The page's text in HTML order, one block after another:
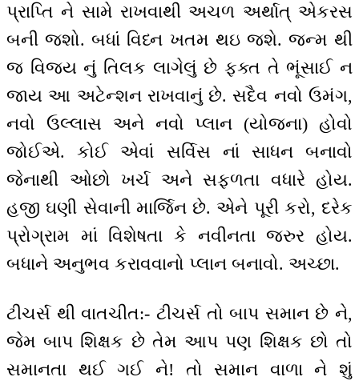
પ્રાપ્તિ ને સામે રાખવાથી અચળ અર્થાત્ એકરસ
બની જશો. બધાં વિધ્ન ખતમ થઇ જશે. જન્મ થી
જ વિજય નું તિલક લાગેલું છે ફક્ત તે ભૂંસાઈ ન
જાય આ અટેન્શન રાખવાનું છે. સદૈવ નવો ઉમંગ,
નવો ઉલ્લાસ અને નવો પ્લાન (યોજના) હોવો
જોઈએ. કોઈ એવાં સર્વિસ નાં સાધન બનાવો
જેનાથી ઓછો ખર્ચ અને સફળતા વધારે હોય.
હજી ઘણી સેવાની માર્જિન છે. એને પૂરી કરો, દરેક
પ્રોગ્રામ માં વિશેષતા કે નવીનતા જરુર હોય.
બધાને અનુભવ કરાવવાનો પ્લાન બનાવો. અચ્છા.
ટીચર્સ થી વાતચીત:- ટીચર્સ તો બાપ સમાન છે ને,
જેમ બાપ શિક્ષક છે તેમ આપ પણ શિક્ષક છો તો
સમાનતા થઈ ગઈ ને! તો સમાન વાળા ને શું